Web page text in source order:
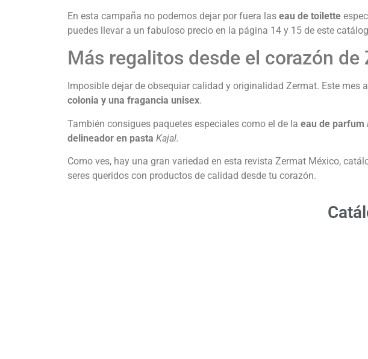
En esta campaña no podemos dejar por fuera las eau de toilette
puedes llevar a un fabuloso precio en la página 14 y 15 de este
Más regalitos desde el corazón de
Imposible dejar de obsequiar calidad y originalidad Zermat. Este mes
colonia y una fragancia unisex.
También consigues paquetes especiales como el de la eau de parfum
delineador en pasta Kajal.
Como ves, hay una gran variedad en esta revista Zermat México,
seres queridos con productos de calidad desde tu corazón.